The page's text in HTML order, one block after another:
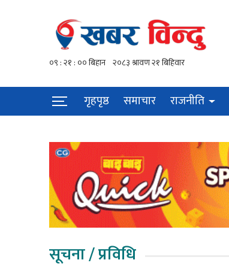
गृहपृष्ठ समाचार राजनीति
सूचना / प्रविधि